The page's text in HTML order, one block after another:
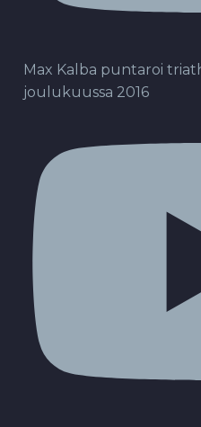
Max Kalba puntaroi
joulukuussa 2016